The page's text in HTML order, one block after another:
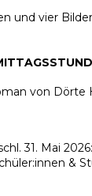
und vier
von Dörte
31. Mai 2026:
&